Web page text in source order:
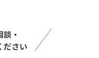
・
ださい